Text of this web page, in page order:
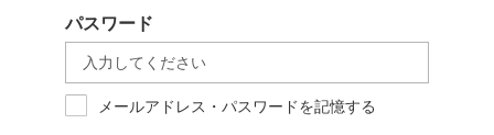
パスワード
メールアドレス・パスワードを記憶する